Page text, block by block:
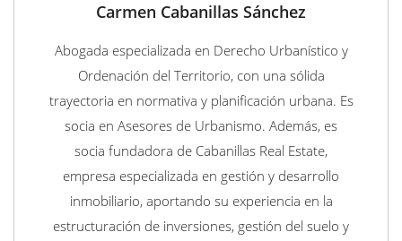
Carmen Cabanillas Sánchez
Abogada especializada en Derecho Urbanístico y
Ordenación del Territorio, con una sólida
trayectoria en normativa y planificación urbana. Es
socia en Asesores de Urbanismo. Además, es
socia fundadora de Cabanillas Real Estate,
empresa especializada en gestión y desarrollo
inmobiliario, aportando su experiencia en la
estructuración de inversiones, gestión del suelo y